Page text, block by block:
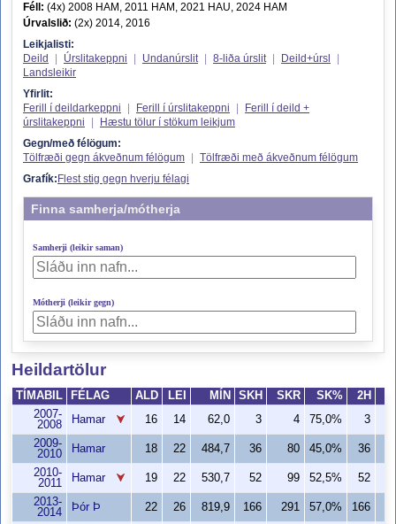
Féll: (4x) 2008 HAM, 2011 HAM, 2021 HAU, 2024 HAM
Úrvalslið: (2x) 2014, 2016
Leikjalisti:
Deild
Úrslitakeppni Undanúrslit 8-liða úrslit Deild+úrsl
Landsleikir
Yfirlit:
Ferill í deildarkeppni
Ferill í úrslitakeppni
Ferill í deild +
úrslitakeppni
Hæstu tölur í stökum leikjum
Gegn/með félögum:
Tölfræði gegn ákveðnum félögum
Tölfræði með ákveðnum félögum
Grafík: Flest stig gegn hverju félagi
Finna samherja/mótherja
Samherji (leikir saman)
Mótherji (leikir gegn)
Heildartölur
TÍMABIL FÉLAG ALD LEI MÍN SKH SKR SK% 2H
2007-
2008
Hamar 16 14 62,0 3 4 75,0%
3
2009-
2010
Hamar 18 22 484,7 36 80 45,0%
36
2010-
2011
Hamar 19 22 530,7 52 99 52,5%
52
2013-
2014
Þór Þ 22 26 819,9 166 291 57,0% 166